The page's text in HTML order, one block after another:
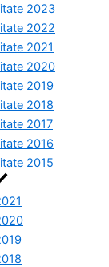
2023
2022
2021
2020
2019
2018
2017
2016
2015